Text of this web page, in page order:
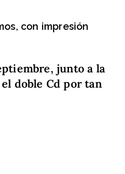
con impresión
junto a la
doble Cd por tan